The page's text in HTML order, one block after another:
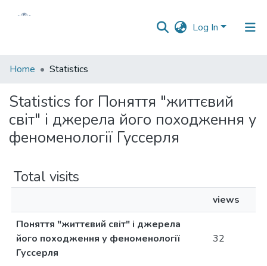
Log In
Communities
Collections
All of DSpace
Home Statistics
Statistics for Поняття "життєвий
світ" і джерела його походження у
феноменології Гуссерля
Total visits
views
Поняття "життєвий світ" і джерела
його походження у феноменології
Гуссерля
32